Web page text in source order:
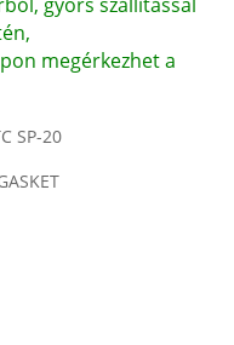
megérkezhet a
SP-20